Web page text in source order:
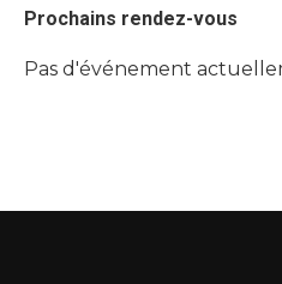
Prochains rendez-vous
Pas d'événement